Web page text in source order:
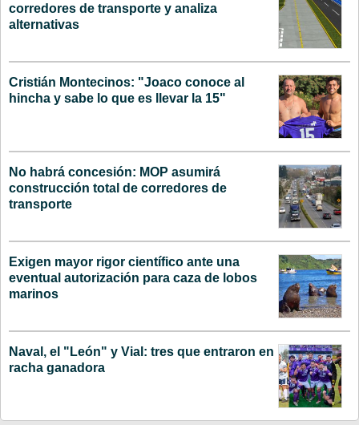
corredores de transporte y analiza
alternativas
Cristián Montecinos: "Joaco conoce al
hincha y sabe lo que es llevar la 15"
No habrá concesión: MOP asumirá
construcción total de corredores de
transporte
Exigen mayor rigor científico ante una
eventual autorización para caza de lobos
marinos
Naval, el "León" y Vial: tres que entraron en
racha ganadora